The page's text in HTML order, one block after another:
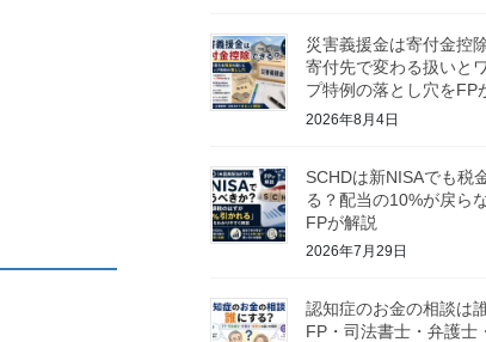
災害義援金は寄付金控
寄付先で変わる扱いと
プ特例の落とし穴をFP
2026年8月4日
SCHDは新NISAでも税
る？配当の10%が戻ら
FPが解説
2026年7月29日
認知症のお金の相談は
FP・司法書士・弁護士